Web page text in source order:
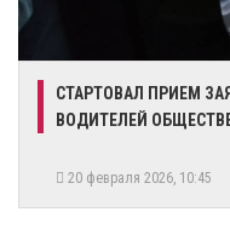
СТАРТОВАЛ ПРИЕМ
ВОДИТЕЛЕЙ
20 февраля 2026, 10:45